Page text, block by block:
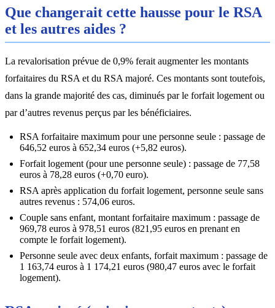
Que changerait cette hausse pour le RSA
et les autres aides ?
La revalorisation prévue de 0,9% ferait augmenter les montants
forfaitaires du RSA et du RSA majoré. Ces montants sont toutefois,
dans la grande majorité des cas, diminués par le forfait logement ou
par d’autres revenus perçus par les bénéficiaires.
RSA forfaitaire maximum pour une personne seule : passage de
646,52 euros à 652,34 euros (+5,82 euros).
Forfait logement (pour une personne seule) : passage de 77,58
euros à 78,28 euros (+0,70 euro).
RSA après application du forfait logement, personne seule sans
autres revenus : 574,06 euros.
Couple sans enfant, montant forfaitaire maximum : passage de
969,78 euros à 978,51 euros (821,95 euros en prenant en
compte le forfait logement).
Personne seule avec deux enfants, forfait maximum : passage de
1 163,74 euros à 1 174,21 euros (980,47 euros avec le forfait
logement).